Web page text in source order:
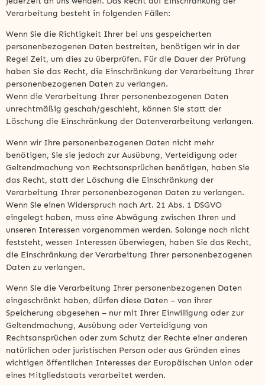
Verarbeitung besteht in folgenden Fällen:
Wenn Sie die Richtigkeit Ihrer bei uns gespeicherten
personenbezogenen Daten bestreiten, benötigen wir in der
Regel Zeit, um dies zu überprüfen. Für die Dauer der Prüfung
haben Sie das Recht, die Einschränkung der Verarbeitung Ihrer
personenbezogenen Daten zu verlangen.
Wenn die Verarbeitung Ihrer personenbezogenen Daten
unrechtmäßig geschah/geschieht, können Sie statt der
Löschung die Einschränkung der Datenverarbeitung verlangen.
Wenn wir Ihre personenbezogenen Daten nicht mehr
benötigen, Sie sie jedoch zur Ausübung, Verteidigung oder
Geltendmachung von Rechtsansprüchen benötigen, haben Sie
das Recht, statt der Löschung die Einschränkung der
Verarbeitung Ihrer personenbezogenen Daten zu verlangen.
Wenn Sie einen Widerspruch nach Art. 21 Abs. 1 DSGVO
eingelegt haben, muss eine Abwägung zwischen Ihren und
unseren Interessen vorgenommen werden. Solange noch nicht
feststeht, wessen Interessen überwiegen, haben Sie das Recht,
die Einschränkung der Verarbeitung Ihrer personenbezogenen
Daten zu verlangen.
Wenn Sie die Verarbeitung Ihrer personenbezogenen Daten
eingeschränkt haben, dürfen diese Daten – von ihrer
Speicherung abgesehen – nur mit Ihrer Einwilligung oder zur
Geltendmachung, Ausübung oder Verteidigung von
Rechtsansprüchen oder zum Schutz der Rechte einer anderen
natürlichen oder juristischen Person oder aus Gründen eines
wichtigen öffentlichen Interesses der Europäischen Union oder
eines Mitgliedstaats verarbeitet werden.